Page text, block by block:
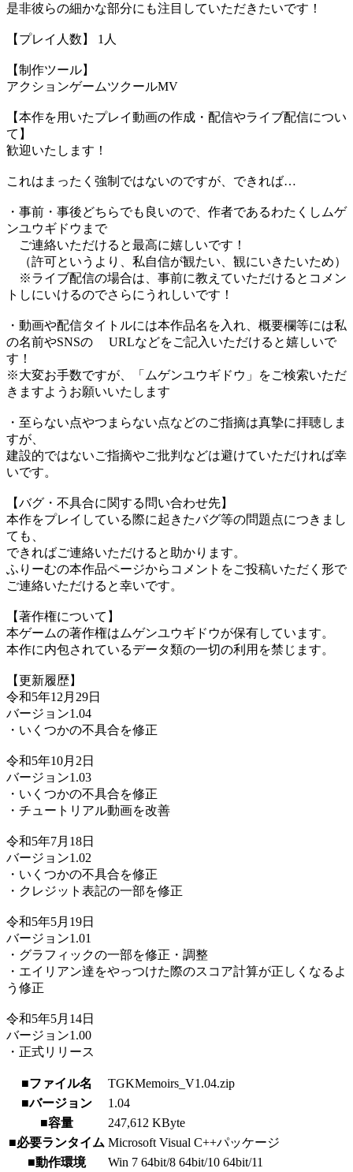
是非彼らの細かな部分にも注目していただきたいです！
【プレイ人数】 1人
【制作ツール】
アクションゲームツクールMV
【本作を用いたプレイ動画の作成・配信やライブ配信につい
て】
歓迎いたします！
これはまったく強制ではないのですが、できれば…
・事前・事後どちらでも良いので、作者であるわたくしムゲ
ンユウギドウまで
ご連絡いただけると最高に嬉しいです！
（許可というより、私自信が観たい、観にいきたいため）
※ライブ配信の場合は、事前に教えていただけるとコメン
トしにいけるのでさらにうれしいです！
・動画や配信タイトルには本作品名を入れ、概要欄等には私
の名前やSNSの URLなどをご記入いただけると嬉しいで
す！
※大変お手数ですが、「ムゲンユウギドウ」をご検索いただ
きますようお願いいたします
・至らない点やつまらない点などのご指摘は真摯に拝聴しま
すが、
建設的ではないご指摘やご批判などは避けていただければ幸
いです。
【バグ・不具合に関する問い合わせ先】
本作をプレイしている際に起きたバグ等の問題点につきまし
ても、
できればご連絡いただけると助かります。
ふりーむの本作品ページからコメントをご投稿いただく形で
ご連絡いただけると幸いです。
【著作権について】
本ゲームの著作権はムゲンユウギドウが保有しています。
本作に内包されているデータ類の一切の利用を禁じます。
【更新履歴】
令和5年12月29日
バージョン1.04
・いくつかの不具合を修正
令和5年10月2日
バージョン1.03
・いくつかの不具合を修正
・チュートリアル動画を改善
令和5年7月18日
バージョン1.02
・いくつかの不具合を修正
・クレジット表記の一部を修正
令和5年5月19日
バージョン1.01
・グラフィックの一部を修正・調整
・エイリアン達をやっつけた際のスコア計算が正しくなるよ
う修正
令和5年5月14日
バージョン1.00
・正式リリース
■ファイル名
TGKMemoirs_V1.04.zip
■バージョン
1.04
■容量
247,612 KByte
■必要ランタイム Microsoft Visual C++パッケージ
■動作環境
Win 7 64bit/8 64bit/10 64bit/11